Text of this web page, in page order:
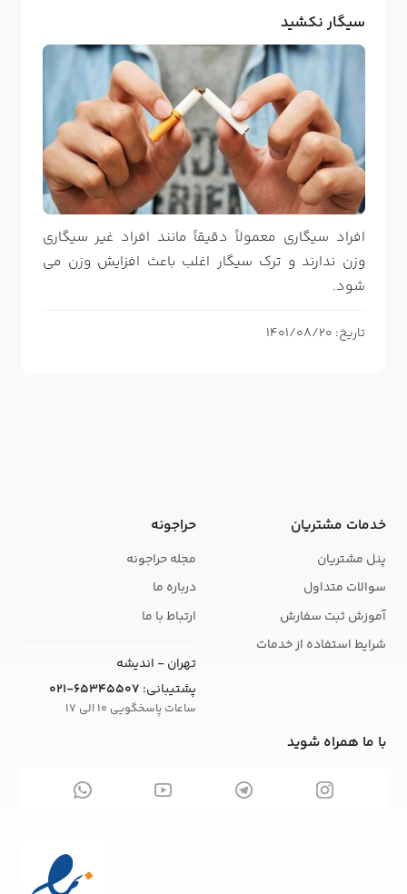
سیگار نکشید
افراد سیگاری معمولاً دقیقاً مانند افراد غیر سیگاری
وزن ندارند و ترک سیگار اغلب باعث افزایش وزن می
شود.
تاریخ: 1401/08/20
خدمات مشتریان
پنل مشتریان
سوالات متداول
آموزش ثبت سفارش
شرایط استفاده از خدمات
حراجونه
مجله حراجونه
درباره ما
ارتباط با ما
تهران - اندیشه
پشتیبانی: 021-65345507
ساعات پاسخگویی 10 الی 17
با ما همراه شوید